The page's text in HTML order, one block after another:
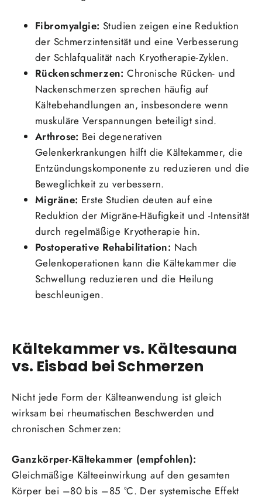
Fibromyalgie: Studien zeigen eine Reduktion
der Schmerzintensität und eine Verbesserung
der Schlafqualität nach Kryotherapie-Zyklen.
Rückenschmerzen: Chronische Rücken- und
Nackenschmerzen sprechen häufig auf
Kältebehandlungen an, insbesondere wenn
muskuläre Verspannungen beteiligt sind.
Arthrose: Bei degenerativen
Gelenkerkrankungen hilft die Kältekammer, die
Entzündungskomponente zu reduzieren und die
Beweglichkeit zu verbessern.
Migräne: Erste Studien deuten auf eine
Reduktion der Migräne-Häufigkeit und -Intensität
durch regelmäßige Kryotherapie hin.
Postoperative Rehabilitation: Nach
Gelenkoperationen kann die Kältekammer die
Schwellung reduzieren und die Heilung
beschleunigen.
Kältekammer vs. Kältesauna
vs. Eisbad bei Schmerzen
Nicht jede Form der Kälteanwendung ist gleich
wirksam bei rheumatischen Beschwerden und
chronischen Schmerzen:
Ganzkörper-Kältekammer (empfohlen):
Gleichmäßige Kälteeinwirkung auf den gesamten
Körper bei –80 bis –85 °C. Der systemische Effekt